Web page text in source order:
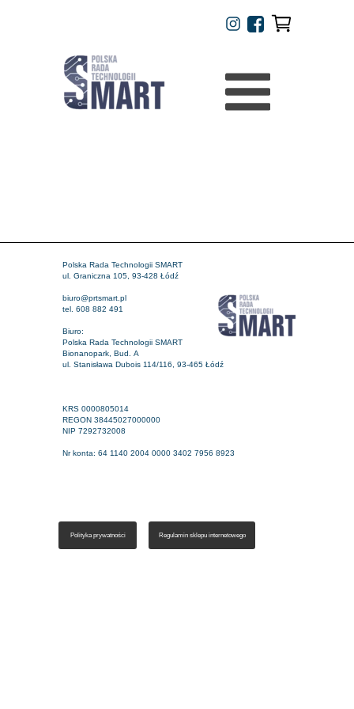
Regulamin sklepu internetowego
Polityka prywatności
Polska Rada Technologii SMART
ul. Graniczna 105, 93-428 Łódź
biuro@prtsmart.pl
tel. 608 882 491
Biuro:
Polska Rada Technologii SMART
Bionanopark, Bud. A
ul. Stanisława Dubois 114/116, 93-465 Łódź
KRS 0000805014
REGON 38445027000000
NIP 7292732008
Nr konta: 64 1140 2004 0000 3402 7956 8923